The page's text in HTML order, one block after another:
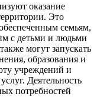
оказание
Это
семьям,
с детьми и людьми
могут запускать
образования и
учреждений и
Деятельность
потребностей